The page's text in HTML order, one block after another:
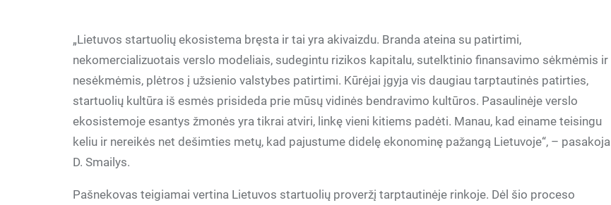
„Lietuvos startuolių ekosistema bręsta ir tai yra akivaizdu. Branda ateina su patirtimi,
nekomercializuotais verslo modeliais, sudegintu rizikos kapitalu, sutelktinio finansavimo sėkmėmis ir
nesėkmėmis, plėtros į užsienio valstybes patirtimi. Kūrėjai įgyja vis daugiau tarptautinės patirties,
startuolių kultūra iš esmės prisideda prie mūsų vidinės bendravimo kultūros. Pasaulinėje verslo
ekosistemoje esantys žmonės yra tikrai atviri, linkę vieni kitiems padėti. Manau, kad einame teisingu
keliu ir nereikės net dešimties metų, kad pajustume didelę ekonominę pažangą Lietuvoje“, – pasakoja
D. Smailys.
Pašnekovas teigiamai vertina Lietuvos startuolių proveržį tarptautinėje rinkoje. Dėl šio proceso